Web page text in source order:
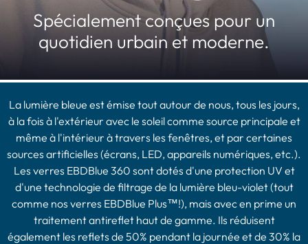
Spécialement conçues pour un
quotidien urbain et moderne.
La lumière bleue est émise tout autour de nous, tous les jours,
à la fois à l'extérieur avec le soleil comme source principale et
même à l'intérieur à travers les fenêtres, et par certaines
sources artificielles (écrans, LED, appareils numériques, etc.).
Les verres EBDBlue 360 sont dotés d'une protection UV et
d'une technologie de filtrage de la lumière bleu-violet (tout
comme nos verres EBDBlue Plus™!), mais avec en prime un
traitement antireflet haut de gamme. Ils réduisent
également les reflets de 50% pendant la journée et de 30% la